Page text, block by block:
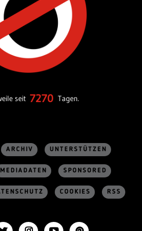
seit 7270 Tagen.
ARCHIV UNTERSTÜTZEN
MEDIADATEN SPONSORED
COOKIES RSS